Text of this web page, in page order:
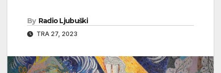
By Radio Ljubuški
TRA 27, 2023